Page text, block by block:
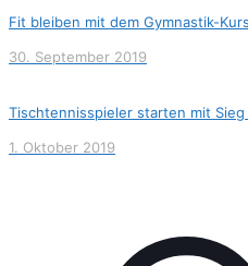
Fit bleiben mit dem Gymnastik-Kurs
30. September 2019
Tischtennisspieler starten mit
1. Oktober 2019